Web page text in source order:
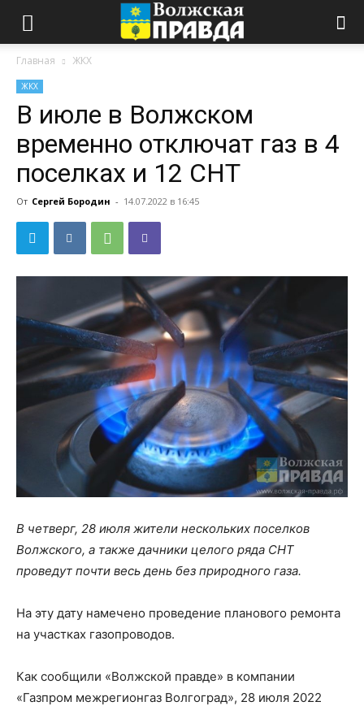
Главная ЖКХ
ЖКХ
В июле в Волжском
временно отключат газ в 4
поселках и 12 СНТ
От Сергей Бородин - 14.07.2022 в 16:45
В четверг, 28 июля жители нескольких поселков
Волжского, а также дачники целого ряда СНТ
проведут почти весь день без природного газа.
На эту дату намечено проведение планового ремонта
на участках газопроводов.
Как сообщили «Волжской правде» в компании
«Газпром межрегионгаз Волгоград», 28 июля 2022